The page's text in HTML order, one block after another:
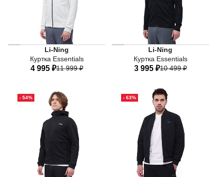
Li-Ning
Куртка Essentials
4 995 ₽11 999 ₽
44 48
54
56
Li-Ning
Куртка Essentials
3 995 ₽10 499 ₽
44 48
54
56
- 54% - 63%